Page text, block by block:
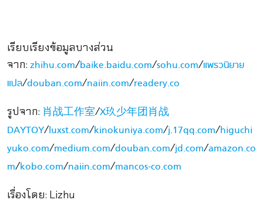
เรียบเรียงข้อมูลบางส่วน
จาก: zhihu.com/baike.baidu.com/sohu.com/แพรวนิยาย
แปล/douban.com/naiin.com/readery.co
รูปจาก: 肖战工作室/X玖少年团肖战
DAYTOY/luxst.com/kinokuniya.com/j.17qq.com/higuchi
yuko.com/medium.com/douban.com/jd.com/amazon.co
m/kobo.com/naiin.com/mancos-co.com
เรื่องโดย: Lizhu